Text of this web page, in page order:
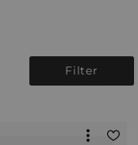
Filter